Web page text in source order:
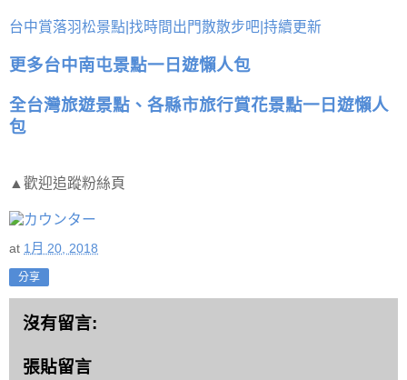
台中賞落羽松景點|找時間出門散散步吧|持續更新
更多台中南屯景點一日遊懶人包
全台灣旅遊景點、各縣市旅行賞花景點一日遊懶人
包
▲歡迎追蹤粉絲頁
at 1月 20, 2018
分享
沒有留言:
張貼留言